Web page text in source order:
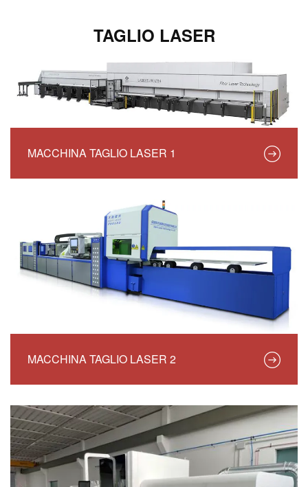
TAGLIO LASER
MACCHINA TAGLIO LASER 1
MACCHINA TAGLIO LASER 2